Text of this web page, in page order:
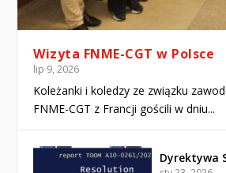
Wizyta FNME-CGT w Polsce
lip 9, 2026
Koleżanki i koledzy ze związku
FNME-CGT z Francji gościli w dniu...
Dyrektywa